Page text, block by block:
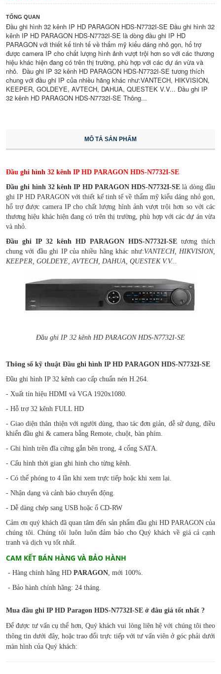
TỔNG QUAN
Đầu ghi hình 32 kênh IP HD PARAGON HDS-N7732I-SE Đầu ghi hình 32
kênh IP HD PARAGON HDS-N7732I-SE là dòng đầu ghi IP HD
PARAGON với thiết kế tinh tế về thẩm mỹ kiểu dáng nhỏ gọn, hổ trợ
được camera IP cho chất lượng hình ảnh vượt trội hơn so với các thương
hiệu khác hiện đang có trên thị trường, phù hợp với các dự án vừa và
nhỏ. Đầu ghi IP 32 kênh HD PARAGON HDS-N7732I-SE tương thích
chung với đầu ghi IP của nhiều hãng khác như:VANTECH, HIKVISION,
KEEPER, GOLDEYE, AVTECH, DAHUA, QUESTEK V.V... Đầu ghi IP
32 kênh HD PARAGON HDS-N7732I-SE Thông...
MÔ TẢ SẢN PHẨM
Đầu ghi hình 32 kênh IP HD PARAGON HDS-N7732I-SE
Đầu ghi hình 32 kênh IP HD PARAGON HDS-N7732I-SElà dòng đầu
ghi IP HD PARAGON với thiết kế tinh tế về thẩm mỹ kiểu dáng nhỏ gọn,
hổ trợ được camera IP cho chất lượng hình ảnh vượt trội hơn so với các
thương hiệu khác hiện đang có trên thị trường, phù hợp với các dự án vừa
và nhỏ.
Đầu ghi IP 32 kênh HD PARAGON HDS-N7732I-SE tương thích
chung với đầu ghi IP của nhiều hãng khác như:VANTECH, HIKVISION,
KEEPER, GOLDEYE, AVTECH, DAHUA, QUESTEK V.V...
Đầu ghi IP 32 kênh HD PARAGON HDS-N7732I-SE
Thông số kỹ thuật Đầu ghi hình IP HD PARAGON HDS-N7732I-SE
Đầu ghi hình IP 32 kênh cao cấp chuẩn nén H.264.
- Xuất tín hiệu HDMI và VGA 1920x1080.
- Hỗ trợ 32 kênh FULL HD
- Giao diện thân thiện với người dùng, thao tác đơn giản, dễ sử dụng, điều
khiển đầu ghi & camera bằng Remote, chuột, bàn phím.
- Ghi hình trên đĩa cứng gắn bên trong, 4 cổng SATA.
- Cấu hình thời gian ghi hinh cho từng kênh.
- Có thể phóng to 4 lần khi xem trực tiếp hoặc khi xem lại.
- Nhận dạng và cảnh báo chuyển động.
- Dễ dàng chép sang USB hoặc ổ CD-RW
Cảm ơn quý khách đã quan tâm đến sản phẩm đầu ghi HD PARAGON của
chúng tôi. Chúng tôi luôn luôn đảm bảo cho Quý khách về giá cả cạnh
tranh và dịch vụ tốt nhất.
CAM KẾT BÁN HÀNG VÀ BẢO HÀNH
- Hàng chính hãng HD PARAGON, mới 100%.
- Bảo hành chính hãng: 24 tháng.
Mua đầu ghi IP HD Paragon HDS-N7732I-SE ở đâu giá tốt nhất ?
Để được tư vấn cụ thể hơn, Quý khách vui lòng liên hệ với chúng tôi theo
thông tin dưới đây, hoặc trao đổi trực tiếp với tư vấn viên ở góc phải dưới
màn hình của Quý khách: